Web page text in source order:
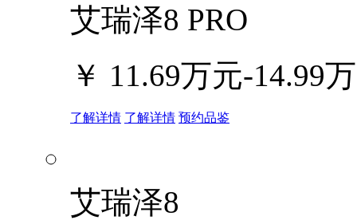
艾瑞泽8 PRO
￥ 11.69万元-14.99
了解详情 了解详情 预约品鉴
艾瑞泽8